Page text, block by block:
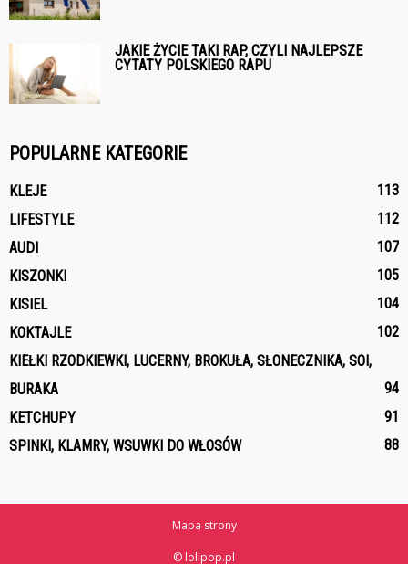
JAKIE ŻYCIE TAKI RAP, CZYLI NAJLEPSZE
CYTATY POLSKIEGO RAPU
POPULARNE KATEGORIE
KLEJE
113
LIFESTYLE
112
AUDI
107
KISZONKI
105
KISIEL
104
KOKTAJLE
102
KIEŁKI RZODKIEWKI, LUCERNY, BROKUŁA, SŁONECZNIKA, SOI,
BURAKA
94
KETCHUPY
91
SPINKI, KLAMRY, WSUWKI DO WŁOSÓW
88
Mapa strony
© lolipop.pl